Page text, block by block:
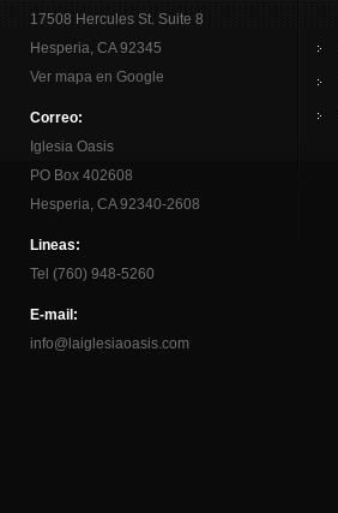
17508 Hercules St. Suite 8
Hesperia, CA 92345
Ver mapa en Google
Correo:
Iglesia Oasis
PO Box 402608
Hesperia, CA 92340-2608
Lineas:
Tel (760) 948-5260
E-mail:
info@laiglesiaoasis.com